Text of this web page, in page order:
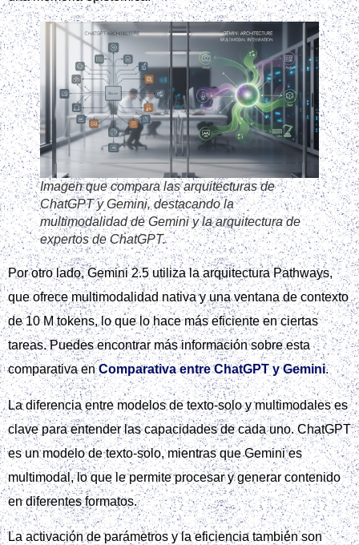
Imagen que compara las arquitecturas de
ChatGPT y Gemini, destacando la
multimodalidad de Gemini y la arquitectura de
expertos de ChatGPT.
Por otro lado, Gemini 2.5 utiliza la arquitectura Pathways,
que ofrece multimodalidad nativa y una ventana de contexto
de 10 M tokens, lo que lo hace más eficiente en ciertas
tareas. Puedes encontrar más información sobre esta
comparativa enComparativa entre ChatGPT y Gemini.
La diferencia entre modelos de texto-solo y multimodales es
clave para entender las capacidades de cada uno. ChatGPT
es un modelo de texto-solo, mientras que Gemini es
multimodal, lo que le permite procesar y generar contenido
en diferentes formatos.
La activación de parámetros y la eficiencia también son